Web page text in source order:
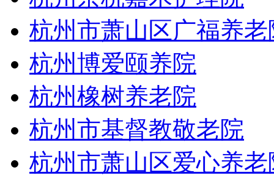
杭州市萧山区广福养老
杭州博爱颐养院
杭州橡树养老院
杭州市基督教敬老院
杭州市萧山区爱心养老